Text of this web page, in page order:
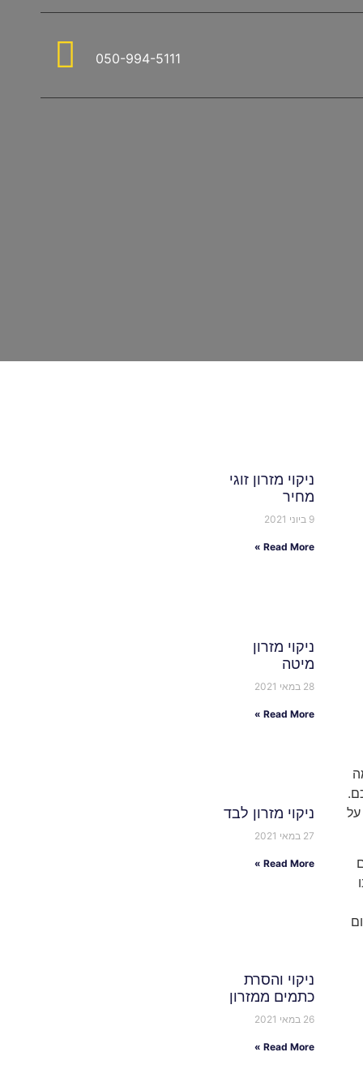
050-994-5111
על
ניקוי מזרון זוגי
מחיר
9 ביוני 2021
Read More »
ניקוי מזרון
מיטה
28 במאי 2021
Read More »
ניקוי מזרון לבד
27 במאי 2021
Read More »
ניקוי והסרת
כתמים ממזרון
26 במאי 2021
Read More »